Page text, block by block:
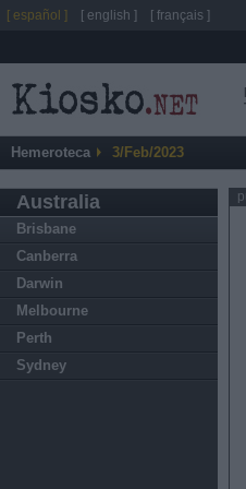
Hemeroteca 3/Feb/2023
Australia
Brisbane
Canberra
Darwin
Melbourne
Perth
Sydney
[ español ] [ english ] [ français ]